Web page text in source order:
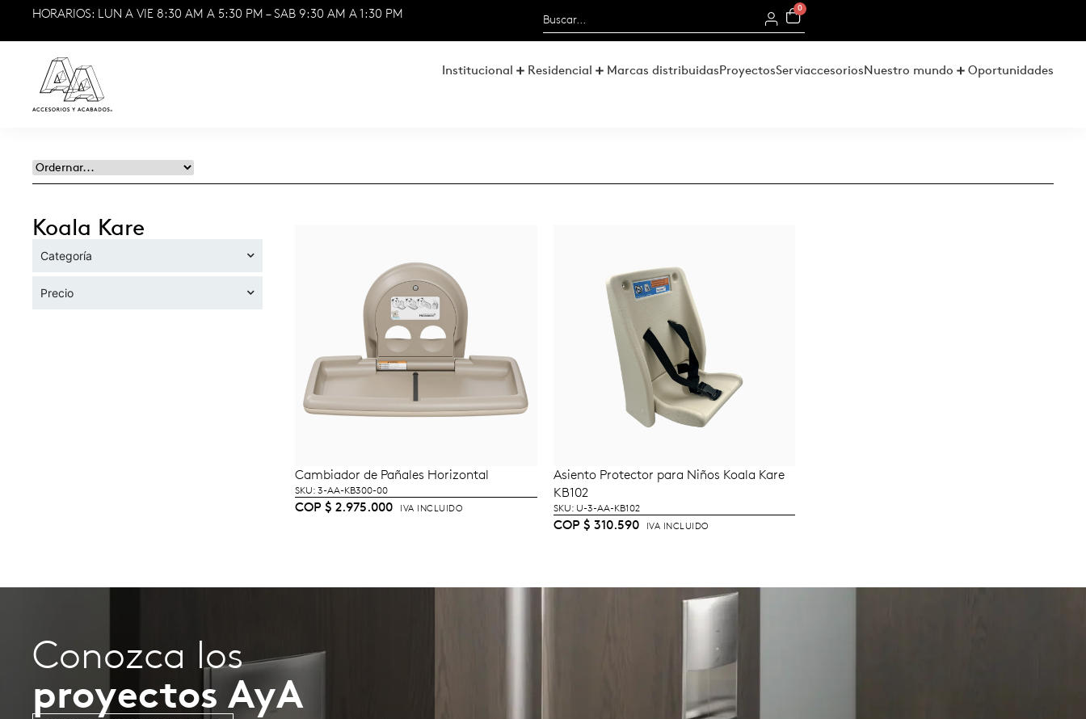
HORARIOS: LUN A VIE 8:30 AM A 5:30 PM – SAB 9:30 AM A 1:30 PM 0
Institucional Residencial Marcas distribuidasProyectosServiaccesoriosNuestro mundo Oportunidades
Koala Kare
Categoría
Precio
AÑADIR AL CARRITO
Cambiador de Pañales Horizontal
SKU: 3-AA-KB300-00
COP $ 2.975.000 IVA INCLUIDO
AÑADIR AL CARRITO
Asiento Protector para Niños Koala Kare
KB102
SKU: U-3-AA-KB102
COP $ 310.590 IVA INCLUIDO
Conozca los
proyectos AyA